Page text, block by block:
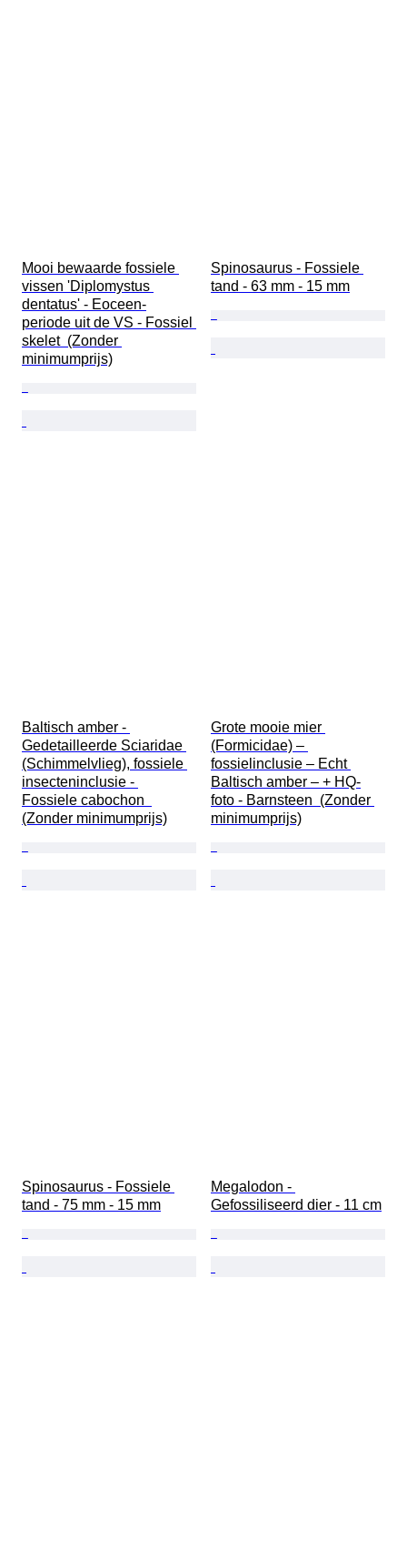
Mooi bewaarde fossiele
vissen 'Diplomystus
dentatus' - Eoceen-
periode uit de VS - Fossiel
skelet  (Zonder
minimumprijs)
Spinosaurus - Fossiele
tand - 63 mm - 15 mm
Baltisch amber -
Gedetailleerde Sciaridae
(Schimmelvlieg), fossiele
insecteninclusie -
Fossiele cabochon
(Zonder minimumprijs)
Grote mooie mier
(Formicidae) –
fossielinclusie – Echt
Baltisch amber – + HQ-
foto - Barnsteen  (Zonder
minimumprijs)
Spinosaurus - Fossiele
tand - 75 mm - 15 mm
Megalodon -
Gefossiliseerd dier - 11 cm